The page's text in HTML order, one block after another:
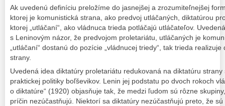
Ak uvedenú definíciu preložíme do jasnejšej a zrozumiteľnejšej
ktorej je komunistická strana, ako predvoj utláčaných, diktatúrou
ktorej „utláčaní“, ako vládnuca trieda potláčajú utláčateľov.
s Leninovým názor, že predvojom proletariátu, utláčaných je
„utláčaní“ dostanú do pozície „vládnucej triedy“, tak trieda
strany.
Uvedená idea diktatúry proletariátu redukovaná na diktatúru
praktickej politiky boľševikov. Lenin jej podstatu po dvoch rokoch
o diktatúre“ (1920) objasňuje tak, že medzi ľudom sú rôzne
príčin nezúčastňujú. Niektorí sa diktatúry nezúčastňujú preto, že